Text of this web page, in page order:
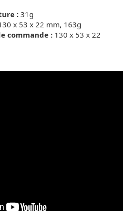
: 31g
x 53 x 22 mm, 163g
commande : 130 x 53 x 22